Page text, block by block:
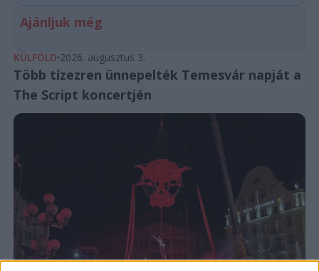
Ajánljuk még
KÜLFÖLD 2026. augusztus 3.
Több tízezren ünnepelték Temesvár napját a
The Script koncertjén